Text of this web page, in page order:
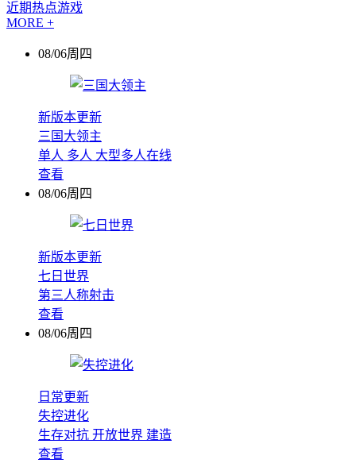
近期热点游戏
MORE +
08/06周四
新版本更新
三国大领主
单人 多人 大型多人在线
查看
08/06周四
新版本更新
七日世界
第三人称射击
查看
08/06周四
日常更新
失控进化
生存对抗 开放世界 建造
查看